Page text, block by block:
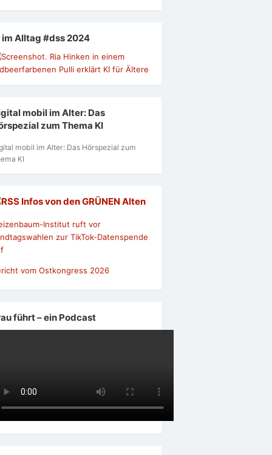
im Alltag #dss 2024
mobil im Alter: Das
zum Thema KI
mobil im Alter: Das Hörspezial zum
KI
Infos von den GRÜNEN Alten
Institut ruft vor
zur TikTok-Datenspende
vom Ostkongress 2026
führt – ein Podcast